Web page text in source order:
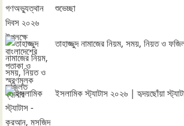
শুভেচ্ছা
তাহাজ্জুদ নামাজের নিয়ম, সময়, নিয়ত ও
ইসলামিক স্ট্যাটাস ২০২৬ | হৃদয়ছোঁয়া